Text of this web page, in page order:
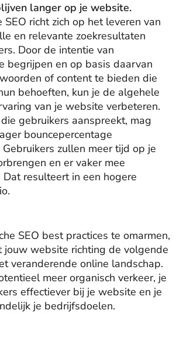
langer op je website.
SEO richt zich op het leveren van
en relevante zoekresultaten
Door de intentie van
begrijpen en op basis daarvan
of content te bieden die
behoeften, kun je de algehele
van je website verbeteren.
gebruikers aanspreekt, mag
bouncepercentage
zullen meer tijd op je
en er vaker mee
Dat resulteert in een hogere
SEO best practices te omarmen,
jouw website richting de volgende
veranderende online landschap.
meer organisch verkeer, je
effectiever bij je website en je
je bedrijfsdoelen.